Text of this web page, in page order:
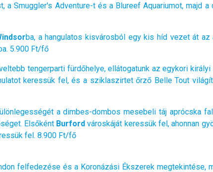
a Smuggler's Adventure-t és a Blureef Aquariumot, majd a
ba, a hangulatos kisvárosból egy kis híd vezet át az
5.900 Ft/fő
tengerparti fürdőhelye, ellátogatunk az egykori
keressük fel, és a sziklaszirtet őrző Belle Tout
a dimbes-dombos mesebeli táj aprócska
Elsőként Burford városkáját keressük fel, ahonnan
fel. 8.900 Ft/fő
felfedezése és a Koronázási Ékszerek megtekintése,